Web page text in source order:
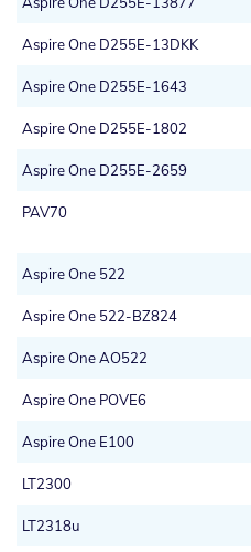
Aspire One D255E-13DKK
Aspire One D255E-1643
Aspire One D255E-1802
Aspire One D255E-2659
PAV70
Aspire One 522
Aspire One 522-BZ824
Aspire One AO522
Aspire One POVE6
Aspire One E100
LT2300
LT2318u